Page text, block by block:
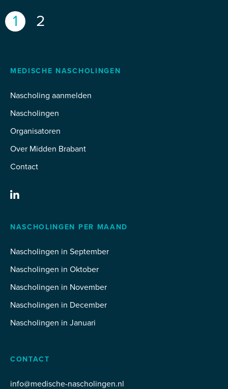
paginering
Page
1 Page
2
MEDISCHE NASCHOLINGEN
Nascholing aanmelden
Nascholingen
Organisatoren
Over Midden Brabant
Contact
NASCHOLINGEN PER MAAND
Nascholingen in September
Nascholingen in Oktober
Nascholingen in November
Nascholingen in December
Nascholingen in Januari
CONTACT
info@medische-nascholingen.nl